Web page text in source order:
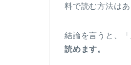
料で読む方法は
結論を言うと、
読めます。